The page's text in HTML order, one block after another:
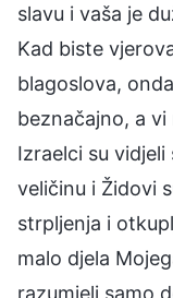
slavu i vaša je
Kad biste
blagoslova,
beznačajno, a
Izraelci su
veličinu i Židovi
strpljenja i
malo djela
razumjeli samo